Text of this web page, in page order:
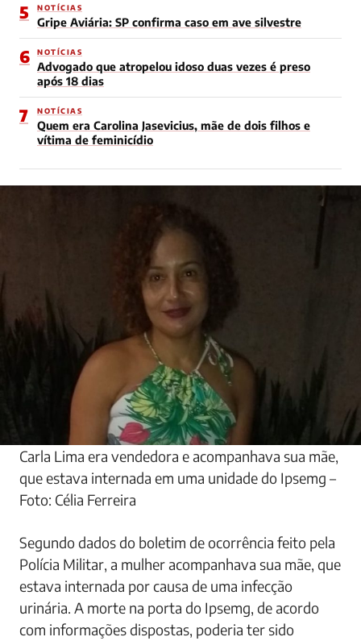
5 NOTÍCIAS
Gripe Aviária: SP confirma caso em ave silvestre
6 NOTÍCIAS
Advogado que atropelou idoso duas vezes é preso
após 18 dias
7 NOTÍCIAS
Quem era Carolina Jasevicius, mãe de dois filhos e
vítima de feminicídio
Carla Lima era vendedora e acompanhava sua mãe,
que estava internada em uma unidade do Ipsemg –
Foto: Célia Ferreira
Segundo dados do boletim de ocorrência feito pela
Polícia Militar, a mulher acompanhava sua mãe, que
estava internada por causa de uma infecção
urinária. A morte na porta do Ipsemg, de acordo
com informações dispostas, poderia ter sido